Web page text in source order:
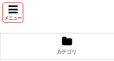
メニュー
カテゴリ